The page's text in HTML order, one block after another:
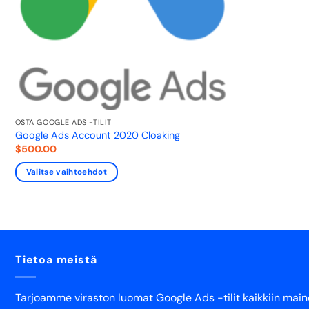
OSTA GOOGLE ADS -TILIT
Google Ads Account 2020 Cloaking
$500.00
Valitse vaihtoehdot
Tietoa meistä
Tarjoamme viraston luomat Google Ads -tilit kaikkiin